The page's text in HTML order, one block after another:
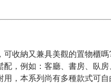
可收納又兼具美觀的置物櫃
配，例如：客廳、書房、臥
，本系列尚有多種款式可自